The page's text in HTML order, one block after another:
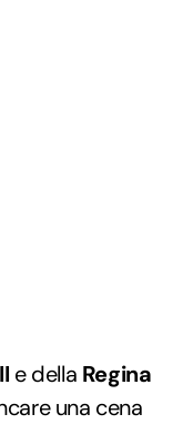
e della Regina
una cena